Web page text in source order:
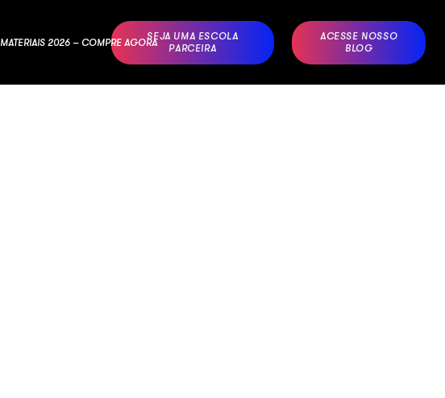
MATERIAIS 2026 – COMPRE AGORA
SEJA UMA ESCOLA
PARCEIRA
ACESSE NOSSO
BLOG